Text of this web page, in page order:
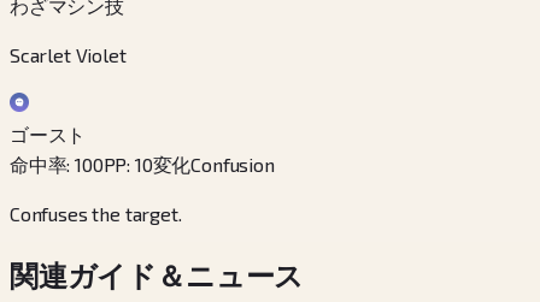
わざマシン技
Scarlet Violet
ゴースト
命中率:100PP: 10変化Confusion
Confuses the target.
関連ガイド＆ニュース